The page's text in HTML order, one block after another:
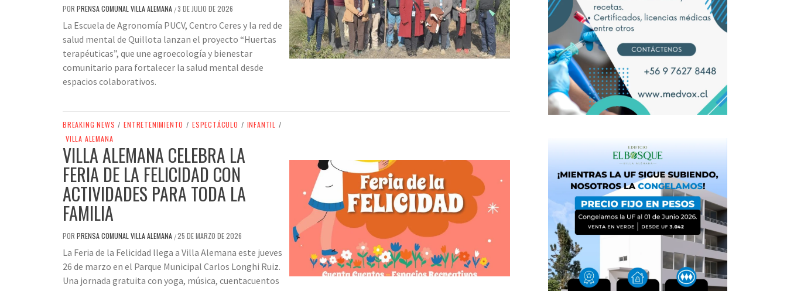
POR PRENSA COMUNAL VILLA ALEMANA /3 DE JULIO DE 2026
La Escuela de Agronomía PUCV, Centro Ceres y la red de
salud mental de Quillota lanzan el proyecto “Huertas
terapéuticas”, que une agroecología y bienestar
comunitario para fortalecer la salud mental desde
espacios colaborativos.
BREAKING NEWS / ENTRETENIMIENTO / ESPECTÁCULO / INFANTIL /
VILLA ALEMANA
VILLA ALEMANA CELEBRA LA
FERIA DE LA FELICIDAD CON
ACTIVIDADES PARA TODA LA
FAMILIA
POR PRENSA COMUNAL VILLA ALEMANA /25 DE MARZO DE 2026
La Feria de la Felicidad llega a Villa Alemana este jueves
26 de marzo en el Parque Municipal Carlos Longhi Ruiz.
Una jornada gratuita con yoga, música, cuentacuentos